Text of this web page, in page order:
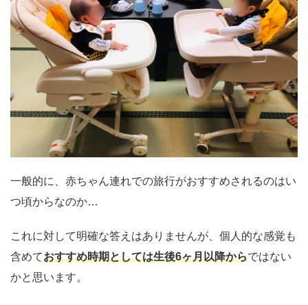
一般的に、赤ちゃん連れでの旅行がおすすめされるのはい
つ頃からなのか…
これに対して明確な答えはありませんが、個人的な感覚も
含めておすすめ時期としては生後6ヶ月以降からではない
かと思います。